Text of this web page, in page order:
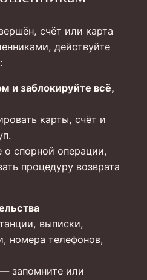
счёт или карта
действуйте
и заблокируйте всё,
карты, счёт и
спорной операции,
процедуру возврата
выписки,
номера телефонов,
запомните или